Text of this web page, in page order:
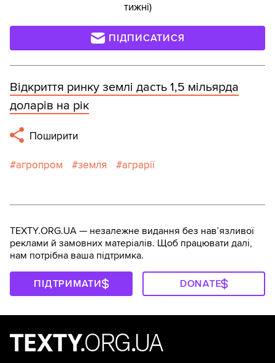
тижні)
ПІДПИСАТИСЯ
Відкриття ринку землі дасть 1,5 мільярда
доларів на рік
Поширити
агропром земля аграрії
TEXTY.ORG.UA — незалежне видання без навʼязливої
реклами й замовних матеріалів. Щоб працювати далі,
нам потрібна ваша підтримка.
ПІДТРИМАТИ DONATE